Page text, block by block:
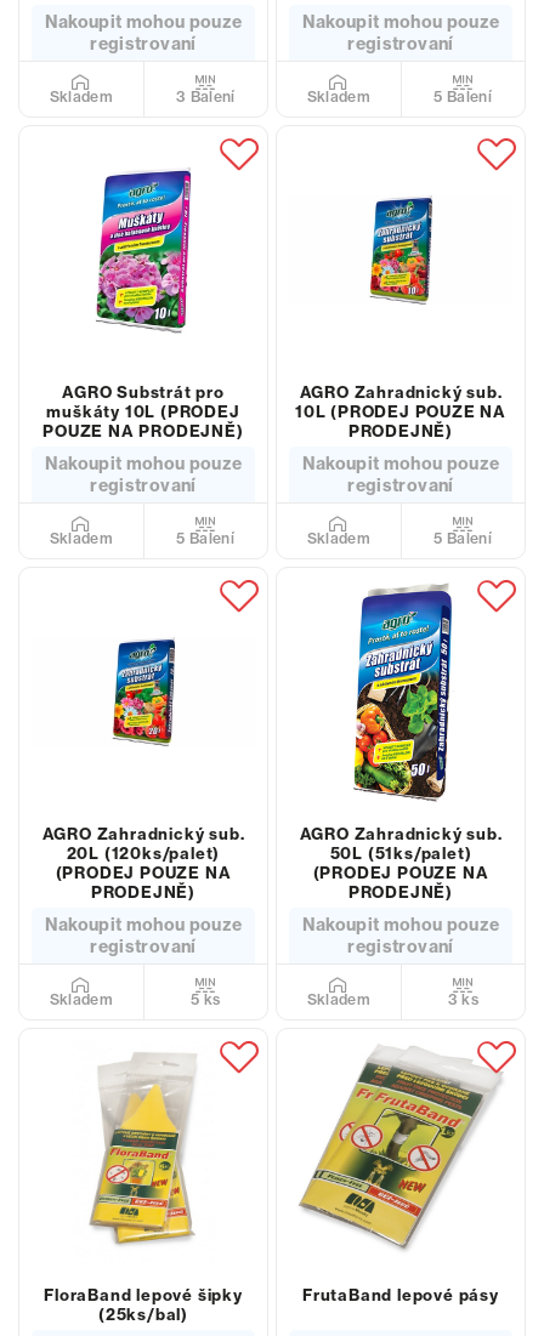
Nakoupit mohou pouze
registrovaní
Skladem 3 Balení
Nakoupit mohou pouze
registrovaní
Skladem 5 Balení
AGRO Substrát pro
muškáty 10L (PRODEJ
POUZE NA PRODEJNĚ)
Nakoupit mohou pouze
registrovaní
Skladem 5 Balení
AGRO Zahradnický sub.
10L (PRODEJ POUZE NA
PRODEJNĚ)
Nakoupit mohou pouze
registrovaní
Skladem 5 Balení
AGRO Zahradnický sub.
20L (120ks/palet)
(PRODEJ POUZE NA
PRODEJNĚ)
Nakoupit mohou pouze
registrovaní
Skladem 5 ks
AGRO Zahradnický sub.
50L (51ks/palet)
(PRODEJ POUZE NA
PRODEJNĚ)
Nakoupit mohou pouze
registrovaní
Skladem 3 ks
FloraBand lepové šipky
(25ks/bal)
FrutaBand lepové pásy